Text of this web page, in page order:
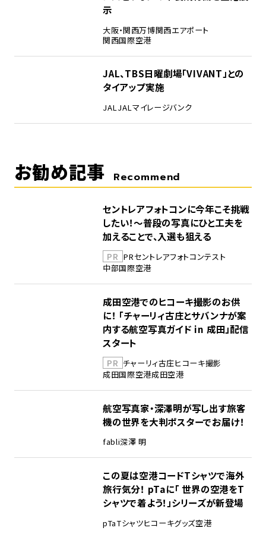
示
大阪・関西万博関西エアポート
関西国際空港
JAL、TBS日曜劇場「VIVANT」との
タイアップ実施
JALJALマイレージバンク
お勧め記事 Recommend
セントレアフォトコンに今年こそ挑戦
したい！～普段の写真にひと工夫を
加えることで、入選も狙える
PR PRセントレアフォトコンテスト
中部国際空港
成田空港でのヒコーキ撮影のお供
に！ 「チャーリィ古庄とサバンナが案
内する航空写真ガイド in 成田」配信
スタート
PR チャーリィ古庄ヒコーキ撮影
成田国際空港成田空港
航空写真家・深澤明が写し出す旅客
機の世界を大判ポスターでお届け！
fabli深澤 明
この夏は空港コードTシャツで海外
旅行気分！ pTaに「 世界の空港をT
シャツで着よう！」シリーズが新登場
pTaTシャツヒコーキグッズ空港